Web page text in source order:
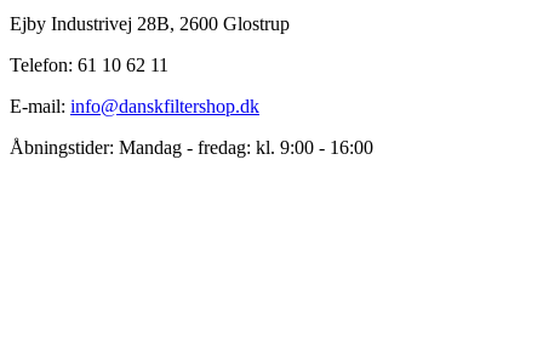
Ejby Industrivej 28B, 2600 Glostrup
Telefon: 61 10 62 11
E-mail: info@danskfiltershop.dk
Åbningstider: Mandag - fredag: kl. 9:00 - 16:00